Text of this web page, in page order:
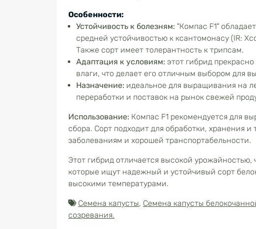
Особенности:
Устойчивость к болезням: "Компас F1"
средней устойчивостью к ксантомонасу (IR:
Также сорт имеет толерантность к трипсам.
Адаптация к условиям: этот гибрид
влаги, что делает его отличным выбором для
Назначение: идеальное для выращивания на
переработки и поставок на рынок свежей
Использование: Компас F1 рекомендуется для
сбора. Сорт подходит для обработки, хранения
заболеваниям и хорошей транспортабельности.
Этот гибрид отличается высокой
которые ищут надежный и устойчивый сорт
высокими температурами.
Семена капусты, Семена капусты
созревания.